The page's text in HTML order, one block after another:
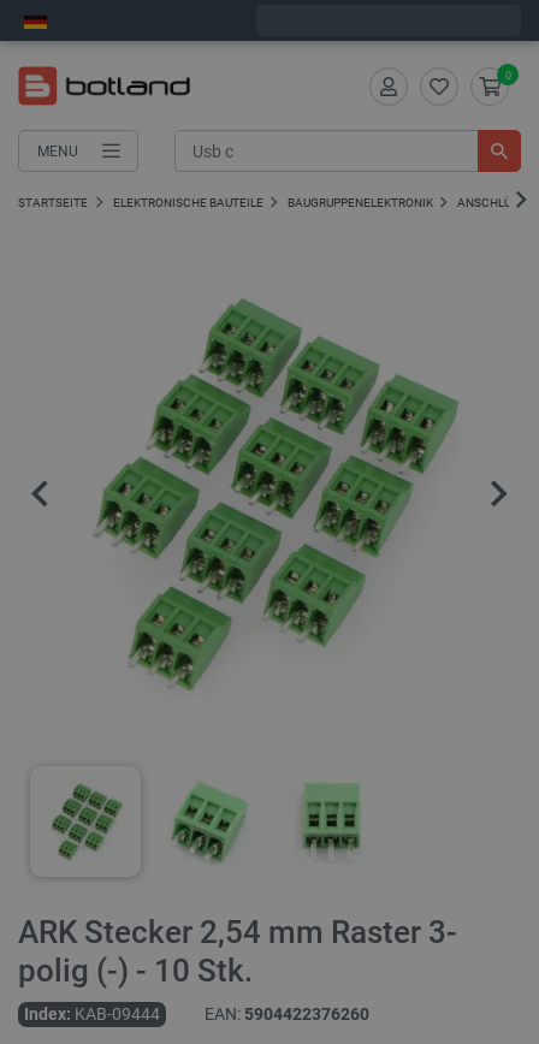
MENU
0
STARTSEITE ELEKTRONISCHE BAUTEILE BAUGRUPPENELEKTRONIK ANSCHLÜSSE
ARK Stecker 2,54 mm Raster 3-
polig (-) - 10 Stk.
Index: KAB-09444 EAN: 5904422376260